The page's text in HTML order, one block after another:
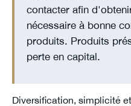
contacter afin
nécessaire à bonne
produits. Produits
perte en capital.
Diversification, simplicité